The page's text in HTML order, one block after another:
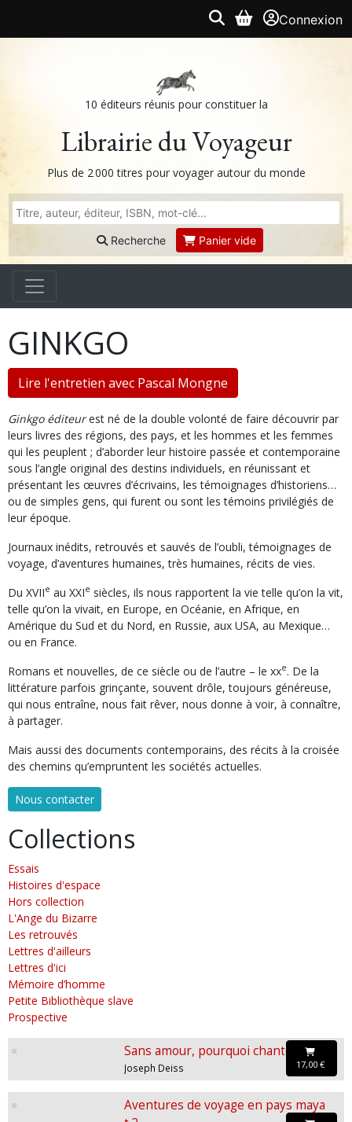
Connexion
10 éditeurs réunis pour constituer la
Librairie du Voyageur
Plus de 2 000 titres pour voyager autour du monde
Recherche Panier vide
GINKGO
Lire l'entretien avec Pascal Mongne
Ginkgo éditeurest né de la double volonté de faire découvrir par
leurs livres des régions, des pays, et les hommes et les femmes
qui les peuplent ; d’aborder leur histoire passée et contemporaine
sous l’angle original des destins individuels, en réunissant et
présentant les œuvres d’écrivains, les témoignages d’historiens…
ou de simples gens, qui furent ou sont les témoins privilégiés de
leur époque.
Journaux inédits, retrouvés et sauvés de l’oubli, témoignages de
voyage, d’aventures humaines, très humaines, récits de vies.
Du XVIIe au XXIe siècles, ils nous rapportent la vie telle qu’on la vit,
telle qu’on la vivait, en Europe, en Océanie, en Afrique, en
Amérique du Sud et du Nord, en Russie, aux USA, au Mexique…
ou en France.
Romans et nouvelles, de ce siècle ou de l’autre – le xxe. De la
littérature parfois grinçante, souvent drôle, toujours généreuse,
qui nous entraîne, nous fait rêver, nous donne à voir, à connaître,
à partager.
Mais aussi des documents contemporains, des récits à la croisée
des chemins qu’empruntent les sociétés actuelles.
Nous contacter
Collections
Essais
Histoires d'espace
Hors collection
L'Ange du Bizarre
Les retrouvés
Lettres d'ailleurs
Lettres d'ici
Mémoire d’homme
Petite Bibliothèque slave
Prospective
Sans amour, pourquoi chanter
Joseph Deiss 17,00 €
Aventures de voyage en pays maya